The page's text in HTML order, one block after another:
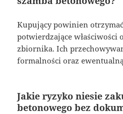
Kupujący powinien
potwierdzające właściwości
zbiornika. Ich
formalności oraz
Jakie ryzyko niesie
betonowego bez